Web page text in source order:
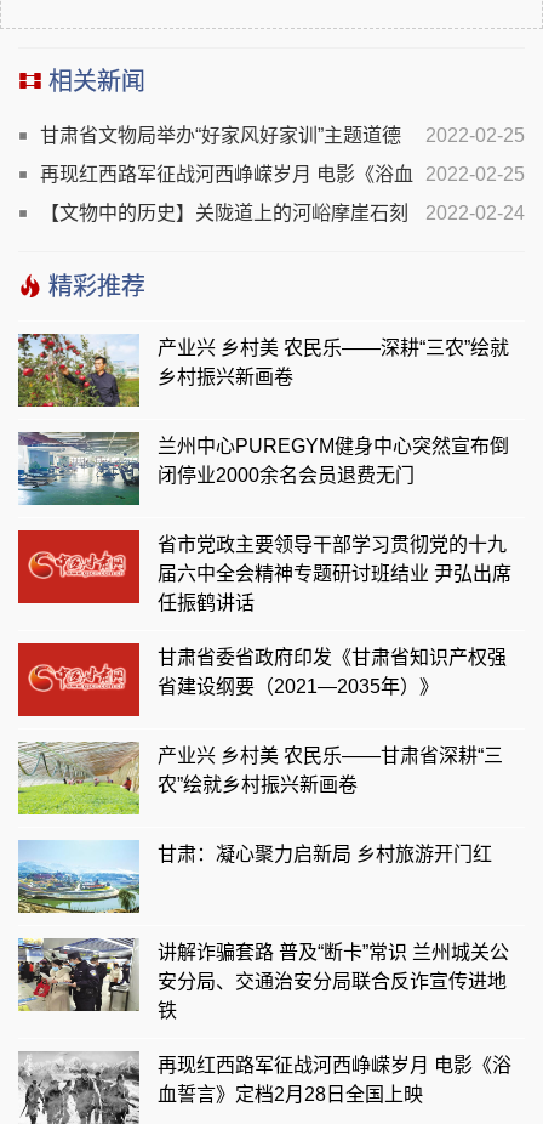
相关新闻
2022-02-25
甘肃省文物局举办“好家风好家训”主题道德
讲堂活动
2022-02-25
再现红西路军征战河西峥嵘岁月 电影《浴血
誓言》定档2月28日全国上映
2022-02-24
【文物中的历史】关陇道上的河峪摩崖石刻
精彩推荐
产业兴 乡村美 农民乐——深耕“三农”绘就
乡村振兴新画卷
兰州中心PUREGYM健身中心突然宣布倒
闭停业2000余名会员退费无门
省市党政主要领导干部学习贯彻党的十九
届六中全会精神专题研讨班结业 尹弘出席
任振鹤讲话
甘肃省委省政府印发《甘肃省知识产权强
省建设纲要（2021—2035年）》
产业兴 乡村美 农民乐——甘肃省深耕“三
农”绘就乡村振兴新画卷
甘肃：凝心聚力启新局 乡村旅游开门红
讲解诈骗套路 普及“断卡”常识 兰州城关公
安分局、交通治安分局联合反诈宣传进地
铁
再现红西路军征战河西峥嵘岁月 电影《浴
血誓言》定档2月28日全国上映